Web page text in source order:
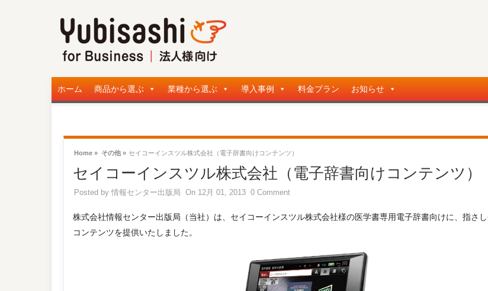
ホーム 商品から選ぶ 業種から選ぶ 導入事例 料金プラン お知らせ
Home » その他 » セイコーインスツル株式会社（電子辞書向けコンテンツ）
セイコーインスツル株式会社（電子辞書向けコンテンツ）
Posted by 情報センター出版局 On 12月 01, 2013 0 Comment
株式会社情報センター出版局（当社）は、セイコーインスツル株式会社様の医学書専用電子辞書向けに、指さ
コンテンツを提供いたしました。